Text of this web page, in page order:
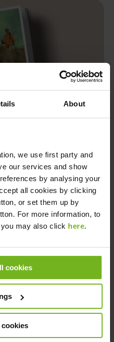
About
, we use first party and
our services and show
by analysing your
all cookies by clicking
or set them up by
For more information, to
may also click here.
cookies
cookies
gratis